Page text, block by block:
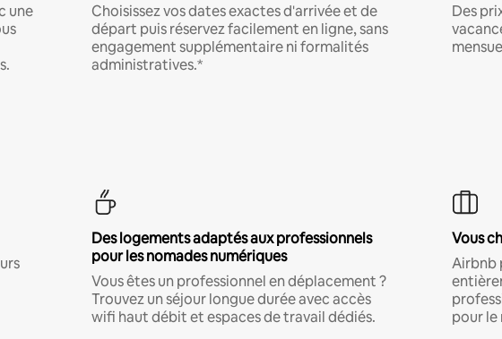
une
Choisissez vos dates exactes d'arrivée et de
départ puis réservez facilement en ligne, sans
engagement supplémentaire ni formalités
administratives.*
Des
Des logements adaptés aux professionnels
pour les nomades numériques
Vous êtes un professionnel en déplacement ?
Trouvez un séjour longue durée avec accès
wifi haut débit et espaces de travail dédiés.
Vous
Airbnb
pour